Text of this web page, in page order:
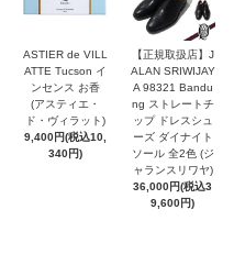
ASTIER de VILL
ATTE Tucson イ
ンセンス お香
(アスティエ・
ド・ヴィラット)
9,400円(税込10,
340円)
【正規取扱店】J
ALAN SRIWIJAY
A 98321 Bandu
ng ストレートチ
ップ ドレスシュ
ーズ ダイナイト
ソール 全2色 (ジ
ャランスリワヤ)
36,000円(税込3
9,600円)